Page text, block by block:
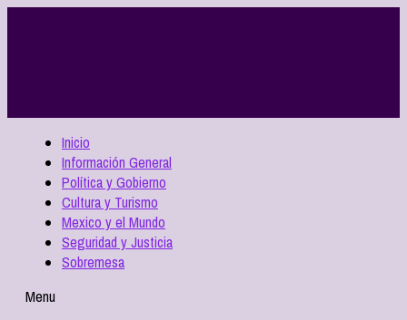
Inicio
Información General
Política y Gobierno
Cultura y Turismo
Mexico y el Mundo
Seguridad y Justicia
Sobremesa
Menu